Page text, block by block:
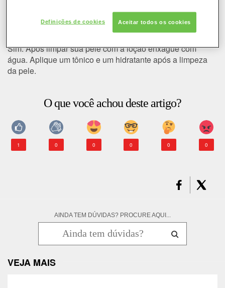
SOLAR
Devo retirar a loção
demaquilante com água?
Sim. Após limpar sua pele com a loção enxágue com
água. Aplique um tônico e um hidratante após a limpeza
da pele.
O que você achou deste artigo?
1 0 0 0 0 0
AINDA TEM DÚVIDAS? PROCURE AQUI...
VEJA MAIS
Definições de cookies Aceitar todos os cookies